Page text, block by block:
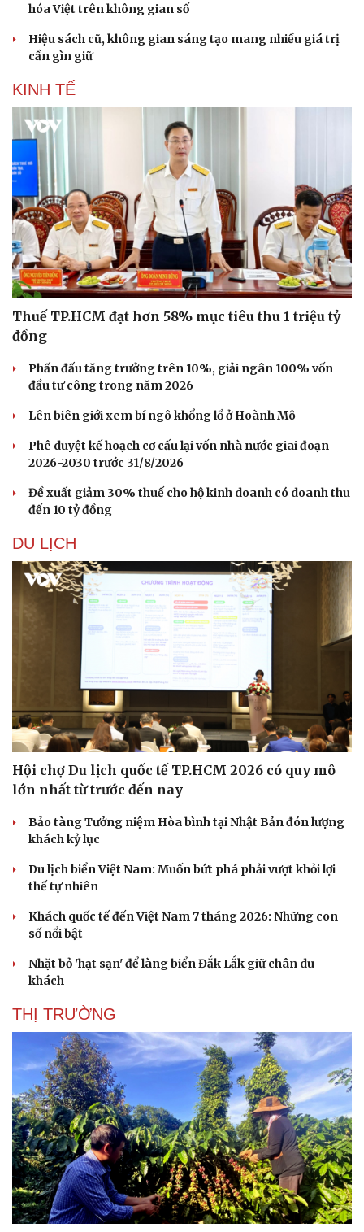
Sức khỏe
Dinh dưỡng - món ngon
Cây thuốc
Sản phụ khoa
Nam khoa
Phòng mạch online
Ăn sạch sống khỏe
Đời sống
Blog
hóa Việt trên không gian số
Hiệu sách cũ, không gian sáng tạo mang nhiều giá trị
cần gìn giữ
KINH TẾ
Thuế TP.HCM đạt hơn 58% mục tiêu thu 1 triệu tỷ
đồng
Phấn đấu tăng trưởng trên 10%, giải ngân 100% vốn
đầu tư công trong năm 2026
Lên biên giới xem bí ngô khổng lồ ở Hoành Mô
Phê duyệt kế hoạch cơ cấu lại vốn nhà nước giai đoạn
2026-2030 trước 31/8/2026
Đề xuất giảm 30% thuế cho hộ kinh doanh có doanh thu
đến 10 tỷ đồng
DU LỊCH
Hội chợ Du lịch quốc tế TP.HCM 2026 có quy mô
lớn nhất từ trước đến nay
Bảo tàng Tưởng niệm Hòa bình tại Nhật Bản đón lượng
khách kỷ lục
Du lịch biển Việt Nam: Muốn bứt phá phải vượt khỏi lợi
thế tự nhiên
Khách quốc tế đến Việt Nam 7 tháng 2026: Những con
số nổi bật
Nhặt bỏ 'hạt sạn' để làng biển Đắk Lắk giữ chân du
khách
THỊ TRƯỜNG